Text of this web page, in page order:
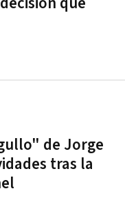
de Jorge
tras la